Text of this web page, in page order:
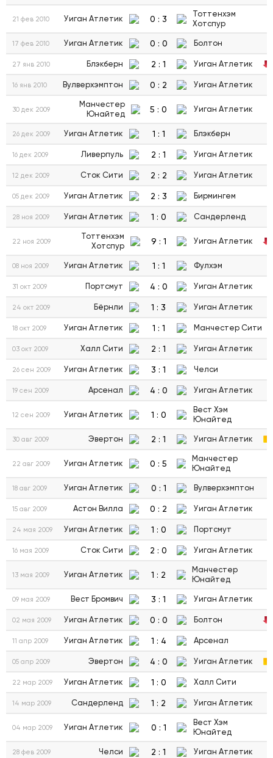
21 фев 2010 Уиган Атлетик 0 : 3
Тоттенхэм
Хотспур
17 фев 2010 Уиган Атлетик 0 : 0 Болтон
27 янв 2010 Блэкберн 2 : 1 Уиган Атлетик
16 янв 2010 Вулверхэмптон 0 : 2 Уиган Атлетик
30 дек 2009
Манчестер
Юнайтед
5 : 0 Уиган Атлетик
26 дек 2009 Уиган Атлетик 1 : 1 Блэкберн
16 дек 2009 Ливерпуль 2 : 1 Уиган Атлетик
12 дек 2009 Сток Сити 2 : 2 Уиган Атлетик
05 дек 2009 Уиган Атлетик 2 : 3 Бирмингем
28 ноя 2009 Уиган Атлетик 1 : 0 Сандерленд
22 ноя 2009
Тоттенхэм
Хотспур
9 : 1 Уиган Атлетик
08 ноя 2009 Уиган Атлетик 1 : 1 Фулхэм
31 окт 2009 Портсмут 4 : 0 Уиган Атлетик
24 окт 2009 Бёрнли 1 : 3 Уиган Атлетик
18 окт 2009 Уиган Атлетик 1 : 1 Манчестер Сити
03 окт 2009 Халл Сити 2 : 1 Уиган Атлетик
26 сен 2009 Уиган Атлетик 3 : 1 Челси
19 сен 2009 Арсенал 4 : 0 Уиган Атлетик
12 сен 2009 Уиган Атлетик 1 : 0
Вест Хэм
Юнайтед
30 авг 2009 Эвертон 2 : 1 Уиган Атлетик
22 авг 2009 Уиган Атлетик 0 : 5
Манчестер
Юнайтед
18 авг 2009 Уиган Атлетик 0 : 1 Вулверхэмптон
15 авг 2009 Астон Вилла 0 : 2 Уиган Атлетик
24 мая 2009 Уиган Атлетик 1 : 0 Портсмут
16 мая 2009 Сток Сити 2 : 0 Уиган Атлетик
13 мая 2009 Уиган Атлетик 1 : 2
Манчестер
Юнайтед
09 мая 2009 Вест Бромвич 3 : 1 Уиган Атлетик
02 мая 2009 Уиган Атлетик 0 : 0 Болтон
11 апр 2009 Уиган Атлетик 1 : 4 Арсенал
05 апр 2009 Эвертон 4 : 0 Уиган Атлетик
22 мар 2009 Уиган Атлетик 1 : 0 Халл Сити
14 мар 2009 Сандерленд 1 : 2 Уиган Атлетик
04 мар 2009 Уиган Атлетик 0 : 1
Вест Хэм
Юнайтед
28 фев 2009 Челси 2 : 1 Уиган Атлетик